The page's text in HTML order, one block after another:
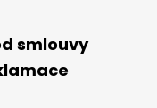
smlouvy